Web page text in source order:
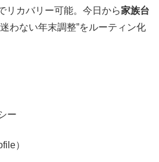
リカバリー可能。今日から家族台
わない年末調整”をルーティン化
ー
）